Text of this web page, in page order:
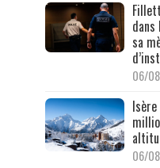
dans
sa
06/
06/